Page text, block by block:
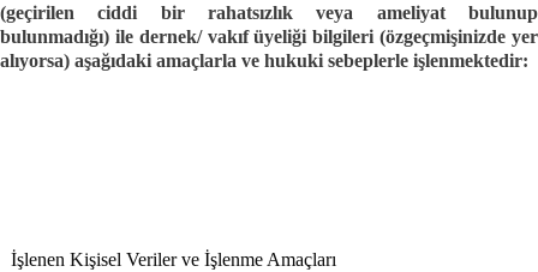
(geçirilen ciddi bir rahatsızlık veya ameliyat bulunup
bulunmadığı) iledernek/ vakıf üyeliği bilgileri (özgeçmişinizde yer
alıyorsa) aşağıdaki amaçlarla ve hukuki sebeplerle işlenmektedir:
İşlenen Kişisel Veriler ve İşlenme Amaçları